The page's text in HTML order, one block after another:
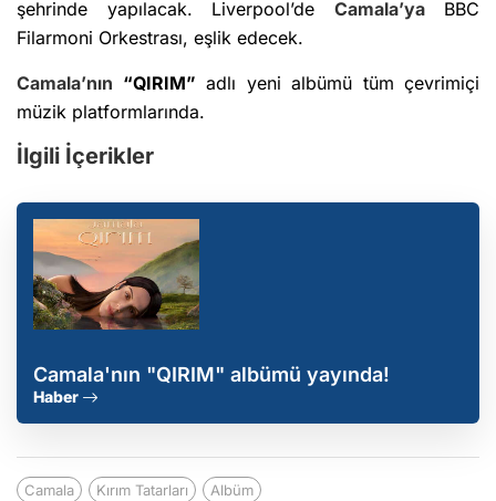
şehrinde yapılacak. Liverpool’de Camala’yaBBC
Filarmoni Orkestrası, eşlik edecek.
Camala’nın “QIRIM” adlı yeni albümü tüm çevrimiçi
müzik platformlarında.
İlgili İçerikler
Camala'nın "QIRIM" albümü yayında!
Haber
Camala Kırım Tatarları Albüm